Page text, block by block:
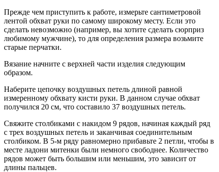
Прежде чем приступить к работе, измерьте сантиметровой
лентой обхват руки по самому широкому месту. Если это
сделать невозможно (например, вы хотите сделать сюрприз
любимому мужчине), то для определения размера возьмите
старые перчатки.
Вязание начните с верхней части изделия следующим
образом.
Наберите цепочку воздушных петель длиной равной
измеренному обхвату кисти руки. В данном случае обхват
получился 20 см, что составило 37 воздушных петель.
Свяжите столбиками с накидом 9 рядов, начиная каждый ряд
с трех воздушных петель и заканчивая соединительным
столбиком. В 5-м ряду равномерно прибавьте 2 петли, чтобы в
месте ладони митенки были немного свободнее. Количество
рядов может быть большим или меньшим, это зависит от
длины пальцев.